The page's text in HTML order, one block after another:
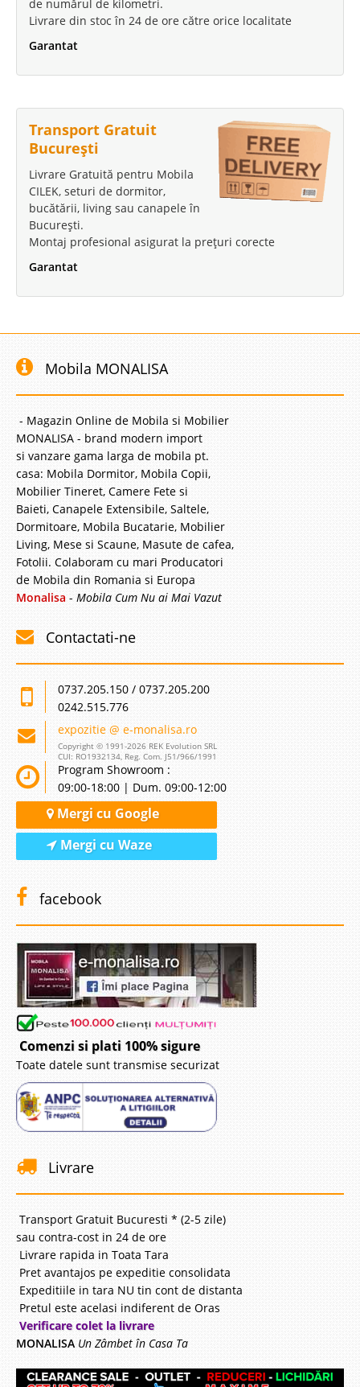
de numărul de kilometri.
Livrare din stoc în 24 de ore către orice localitate
Garantat
Transport Gratuit
București
Livrare Gratuită pentru Mobila
CILEK, seturi de dormitor,
bucătării, living sau canapele în
București.
Montaj profesional asigurat la prețuri corecte
Garantat
Mobila MONALISA
- Magazin Online de Mobila si Mobilier
MONALISA - brand modern import
si vanzare gama larga de mobila pt.
casa: Mobila Dormitor, Mobila Copii,
Mobilier Tineret, Camere Fete si
Baieti, Canapele Extensibile, Saltele,
Dormitoare, Mobila Bucatarie, Mobilier
Living, Mese si Scaune, Masute de cafea,
Fotolii. Colaboram cu mari Producatori
de Mobila din Romania si Europa
Monalisa - Mobila Cum Nu ai Mai Vazut
Contactati-ne
0737.205.150 / 0737.205.200
0242.515.776
expozitie @ e-monalisa.ro
Copyright © 1991-2026 REK Evolution SRL
CUI: RO1932134, Reg. Com. J51/966/1991
Program Showroom :
09:00-18:00 | Dum. 09:00-12:00
Mergi cu Google
Mergi cu Waze
facebook
Comenzi si plati 100% sigure
Toate datele sunt transmise securizat
Livrare
Transport Gratuit Bucuresti * (2-5 zile)
sau contra-cost in 24 de ore
Livrare rapida in Toata Tara
Pret avantajos pe expeditie consolidata
Expeditiile in tara NU tin cont de distanta
Pretul este acelasi indiferent de Oras
Verificare colet la livrare
MONALISA Un Zâmbet în Casa Ta